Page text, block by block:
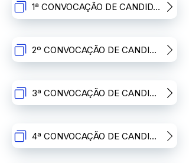
1ª CONVOCAÇÃO DE CANDIDATOS EM SITUAÇÃO DE CLASSIFICADO (A)
2º CONVOCAÇÃO DE CANDIDATOS(AS) EM SITUAÇÃO DE CLASSIFICADO(A)
3ª CONVOCAÇÃO DE CANDIDATOS EM SITUAÇÃO DE CLASSIFICADO(A)
4ª CONVOCAÇÃO DE CANDIDATOS EM SITUAÇÃO DE CLASSIFICADO(A)